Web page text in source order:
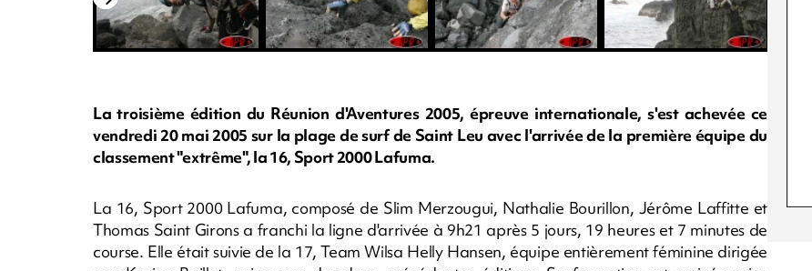
La troisième édition du Réunion d'Aventures 2005, épreuve internationale, s'est achevée ce
vendredi 20 mai 2005 sur la plage de surf de Saint Leu avec l'arrivée de la première équipe du
classement "extrême", la 16, Sport 2000 Lafuma.
La 16, Sport 2000 Lafuma, composé de Slim Merzougui, Nathalie Bourillon, Jérôme Laffitte et
Thomas Saint Girons a franchi la ligne d'arrivée à 9h21 après 5 jours, 19 heures et 7 minutes de
course. Elle était suivie de la 17, Team Wilsa Helly Hansen, équipe entièrement féminine dirigée